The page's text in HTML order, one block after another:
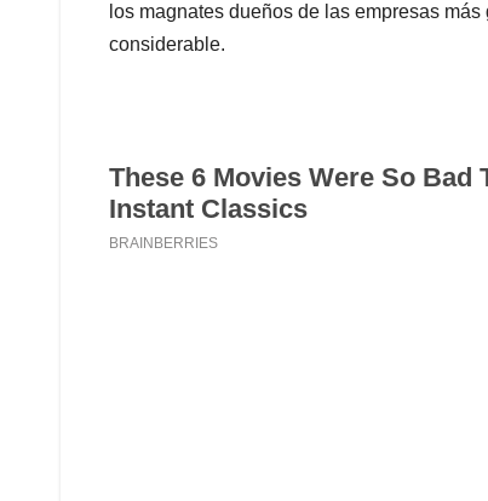
los magnates dueños de las empresas
considerable.